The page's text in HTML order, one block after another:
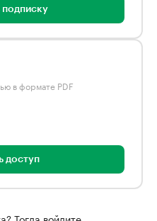
в формате PDF
доступ